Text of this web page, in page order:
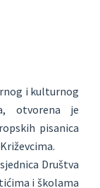
i kulturnog
otvorena je
pisanica
Društva
i školama